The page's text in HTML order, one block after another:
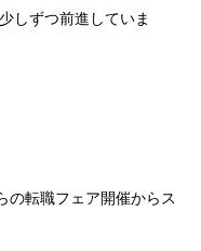
しずつ前進していま
の転職フェア開催からス